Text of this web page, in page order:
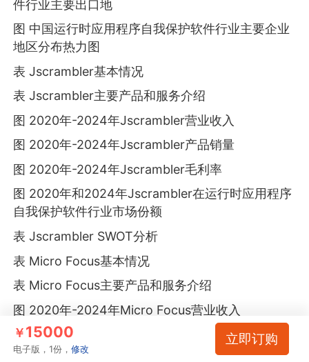
件行业主要出口地
图 中国运行时应用程序自我保护软件行业主要企业
地区分布热力图
表 Jscrambler基本情况
表 Jscrambler主要产品和服务介绍
图 2020年-2024年Jscrambler营业收入
图 2020年-2024年Jscrambler产品销量
图 2020年-2024年Jscrambler毛利率
图 2020年和2024年Jscrambler在运行时应用程序
自我保护软件行业市场份额
表 Jscrambler SWOT分析
表 Micro Focus基本情况
表 Micro Focus主要产品和服务介绍
图 2020年-2024年Micro Focus营业收入
图 2020年-2024年Micro Focus产品销量
图 2020年-2024年Micro Focus毛利率
￥15000
电子版，1份，修改
立即订购